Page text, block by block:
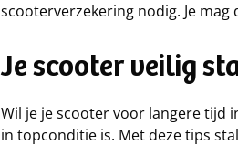
scooterverzekering nodig. Je
Je scooter veilig
Wil je je scooter voor langere tijd
in topconditie is. Met deze tips